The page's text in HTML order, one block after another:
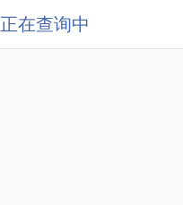
正在查询中